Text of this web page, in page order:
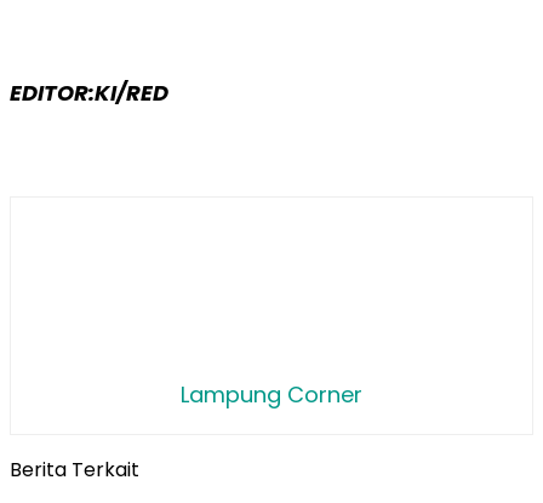
EDITOR:KI/RED
Lampung Corner
Berita Terkait